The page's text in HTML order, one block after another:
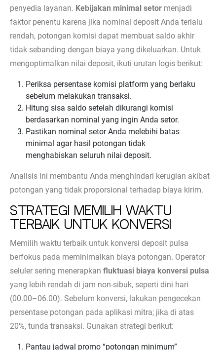
penyedia layanan. Kebijakan minimal setor menjadi
faktor penentu karena jika nominal deposit Anda terlalu
rendah, potongan komisi dapat membuat saldo akhir
tidak sebanding dengan biaya yang dikeluarkan. Untuk
mengoptimalkan nilai deposit, ikuti urutan logis berikut:
Periksa persentase komisi platform yang berlaku
sebelum melakukan transaksi.
Hitung sisa saldo setelah dikurangi komisi
berdasarkan nominal yang ingin Anda setor.
Pastikan nominal setor Anda melebihi batas
minimal agar hasil potongan tidak
menghabiskan seluruh nilai deposit.
Analisis ini membantu Anda menghindari kerugian akibat
potongan yang tidak proporsional terhadap biaya kirim.
Strategi Memilih Waktu
Terbaik untuk Konversi
Memilih waktu terbaik untuk konversi deposit pulsa
berfokus pada meminimalkan biaya potongan. Operator
seluler sering menerapkan fluktuasi biaya konversi pulsa
yang lebih rendah di jam non-sibuk, seperti dini hari
(00.00–06.00). Sebelum konversi, lakukan pengecekan
persentase potongan pada aplikasi mitra; jika di atas
20%, tunda transaksi. Gunakan strategi berikut:
Pantau jadwal promo “potongan minimum”